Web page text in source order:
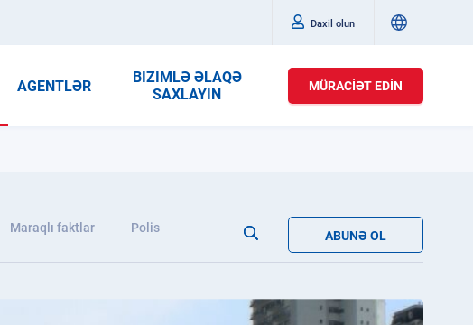
Daxil olun
AGENTLƏR
BIZIMLƏ ƏLAQƏ
SAXLAYIN
MÜRACIƏT EDIN
Maraqlı faktlar
Polis
ABUNƏ OL